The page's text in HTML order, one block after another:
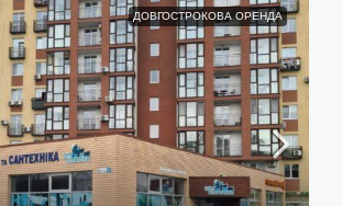
ДОВГОСТРОКОВА ОРЕНДА